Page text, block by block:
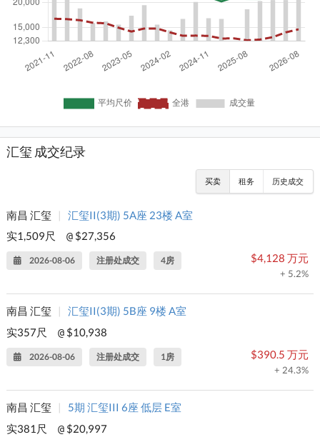
汇玺 成交纪录
买卖 租务 历史成交
南昌 汇玺 |
汇玺II(3期) 5A座 23楼 A室
实1,509尺
@ $27,356
2026-08-06 注册处成交 4房 $4,128 万元
+ 5.2%
南昌 汇玺
汇玺II(3期) 5B座 9楼 A室
实357尺
@ $10,938
2026-08-06 注册处成交 1房 $390.5 万元
+ 24.3%
南昌 汇玺
5期 汇玺III 6座 低层 E室
实381尺
@ $20,997